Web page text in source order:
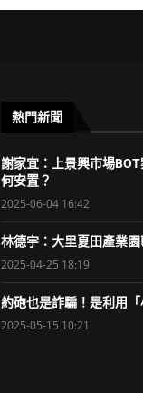
熱門新聞
謝家宜：上景興市場
何安置？
2025-06-04 16:42
林德宇：大里夏田產業
2025-04-25 18:19
約砲也是詐騙！是利用
2025-05-15 10:21